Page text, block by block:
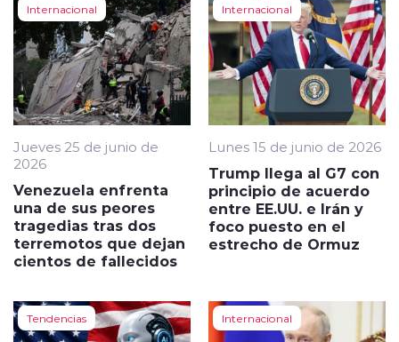
Internacional
Jueves 25 de junio de
2026
Venezuela enfrenta
una de sus peores
tragedias tras dos
terremotos que dejan
cientos de fallecidos
Internacional
Lunes 15 de junio de 2026
Trump llega al G7 con
principio de acuerdo
entre EE.UU. e Irán y
foco puesto en el
estrecho de Ormuz
Tendencias Internacional